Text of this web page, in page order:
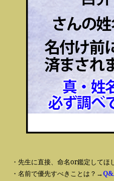
・先生に直接、命名or鑑定してほ
・名前で優先すべきことは？→